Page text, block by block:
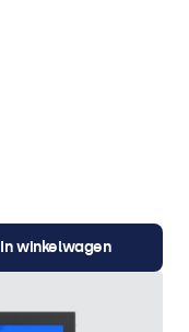
In winkelwagen